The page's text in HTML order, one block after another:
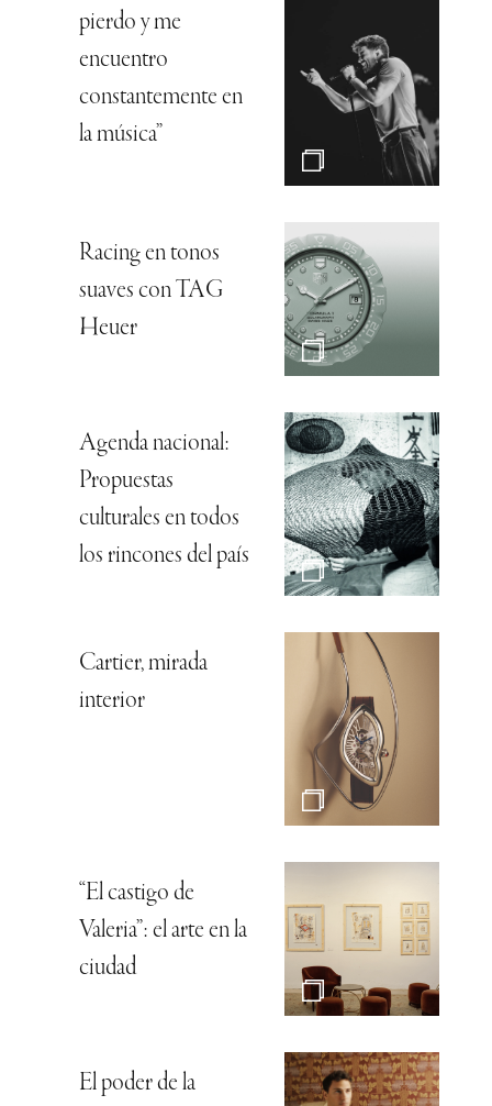
pierdo y me
encuentro
constantemente en
la música”
Racing en tonos
suaves con TAG
Heuer
Agenda nacional:
Propuestas
culturales en todos
los rincones del país
Cartier, mirada
interior
“El castigo de
Valeria”: el arte en la
ciudad
El poder de la